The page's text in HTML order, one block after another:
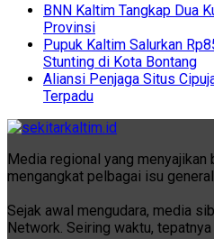
BNN Kaltim Tangkap Dua
Provinsi
Pupuk Kaltim Salurkan
Stunting di Kota Bontang
Aliansi Penjaga Situs
Terpadu
Media regional yang menyajikan
mengangkat pelbagai isu
Sejak awal mengudara, media
Network. Seiring waktu,